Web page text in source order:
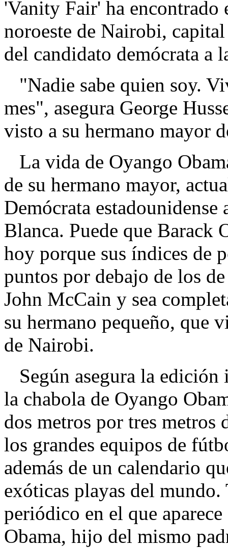
'Vanity Fair' ha
noroeste de Nairobi,
del candidato demócrata a
"Nadie sabe quien soy.
mes", asegura George
visto a su hermano mayor
La vida de Oyango
de su hermano mayor,
Demócrata estadounidense
Blanca. Puede que Barack
hoy porque sus índices de
puntos por debajo de los
John McCain y sea
su hermano pequeño, que
de Nairobi.
Según asegura la
la chabola de Oyango
dos metros por tres metros
los grandes equipos de
además de un calendario
exóticas playas del
periódico en el que
Obama, hijo del mismo